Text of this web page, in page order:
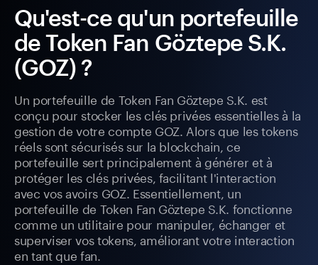
Qu'est-ce qu'un portefeuille
de Token Fan Göztepe S.K.
(GOZ) ?
Un portefeuille de Token Fan Göztepe S.K. est
conçu pour stocker les clés privées essentielles à la
gestion de votre compte GOZ. Alors que les tokens
réels sont sécurisés sur la blockchain, ce
portefeuille sert principalement à générer et à
protéger les clés privées, facilitant l'interaction
avec vos avoirs GOZ. Essentiellement, un
portefeuille de Token Fan Göztepe S.K. fonctionne
comme un utilitaire pour manipuler, échanger et
superviser vos tokens, améliorant votre interaction
en tant que fan.